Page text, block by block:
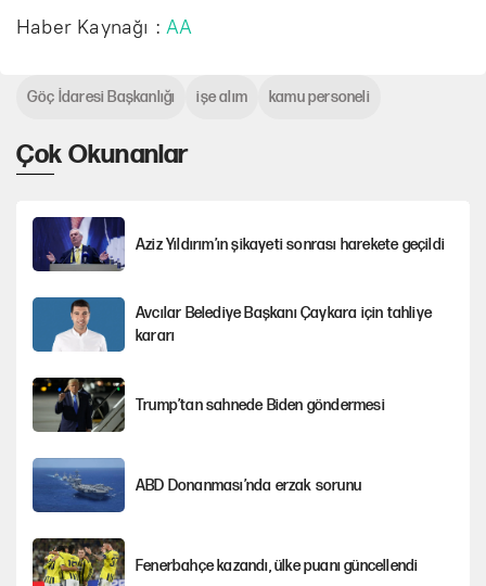
Haber Kaynağı :AA
Çok Okunanlar
Aziz Yıldırım’ın şikayeti sonrası harekete geçildi
Avcılar Belediye Başkanı Çaykara için tahliye
kararı
Trump’tan sahnede Biden göndermesi
ABD Donanması’nda erzak sorunu
Fenerbahçe kazandı, ülke puanı güncellendi
Göç İdaresi Başkanlığı işe alım kamu personeli